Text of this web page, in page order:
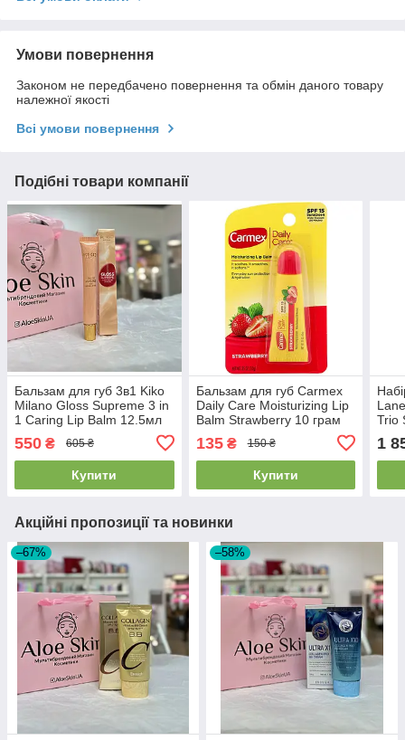
Умови повернення
Законом не передбачено повернення та обмін даного товару
належної якості
Всі умови повернення
Подібні товари компанії
Бальзам для губ 3в1 Kiko
Milano Gloss Supreme 3 in
1 Caring Lip Balm 12.5мл
550 ₴ 605 ₴
Купити
Бальзам для губ Carmex
Daily Care Moisturizing Lip
Balm Strawberry 10 грам
135₴ 150 ₴
Купити
Trio
1
Акційні пропозиції та новинки
–67% –58%